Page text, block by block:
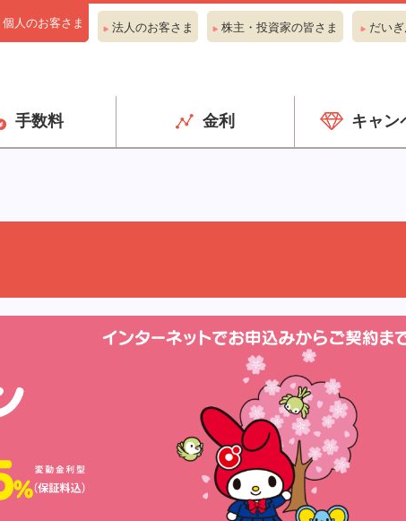
個人のお客さま 法人のお客さま 株主・投資家の皆さま だい
手数料 金利 キャン